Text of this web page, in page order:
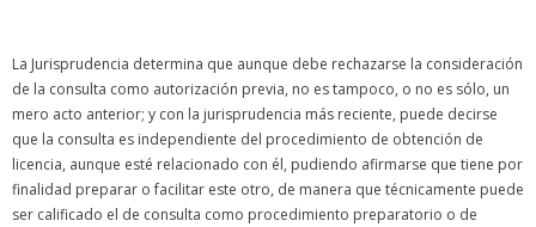
La Jurisprudencia determina que aunque debe rechazarse la consideración
de la consulta como autorización previa, no es tampoco, o no es sólo, un
mero acto anterior; y con la jurisprudencia más reciente, puede decirse
que la consulta es independiente del procedimiento de obtención de
licencia, aunque esté relacionado con él, pudiendo afirmarse que tiene por
finalidad preparar o facilitar este otro, de manera que técnicamente puede
ser calificado el de consulta como procedimiento preparatorio o de